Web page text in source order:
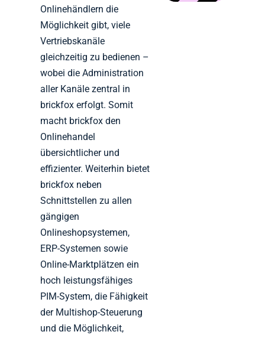
Onlinehändlern die
Möglichkeit gibt, viele
Vertriebskanäle
gleichzeitig zu bedienen –
wobei die Administration
aller Kanäle zentral in
brickfox erfolgt. Somit
macht brickfox den
Onlinehandel
übersichtlicher und
effizienter. Weiterhin bietet
brickfox neben
Schnittstellen zu allen
gängigen
Onlineshopsystemen,
ERP-Systemen sowie
Online-Marktplätzen ein
hoch leistungsfähiges
PIM-System, die Fähigkeit
der Multishop-Steuerung
und die Möglichkeit,